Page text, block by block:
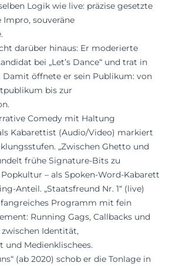
Logik wie live: präzise gesetzte
Impro, souveräne
darüber hinaus: Er moderierte
bei „Let’s Dance“ und trat in
Damit öffnete er sein Publikum: von
bis zur
Comedy mit Haltung
Kabarettist (Audio/Video) markiert
„Zwischen Ghetto und
frühe Signature‑Bits zu
– als Spoken‑Word‑Kabarett
„Staatsfreund Nr. 1“ (live)
Programm mit fein
Running Gags, Callbacks und
Identität,
Medienklischees.
(ab 2020) schob er die Tonlage in